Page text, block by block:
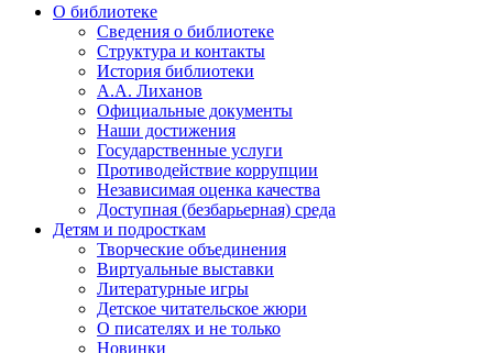
О библиотеке
Сведения о библиотеке
Структура и контакты
История библиотеки
А.А. Лиханов
Официальные документы
Наши достижения
Государственные услуги
Противодействие коррупции
Независимая оценка качества
Доступная (безбарьерная) среда
Детям и подросткам
Творческие объединения
Виртуальные выставки
Литературные игры
Детское читательское жюри
О писателях и не только
Новинки